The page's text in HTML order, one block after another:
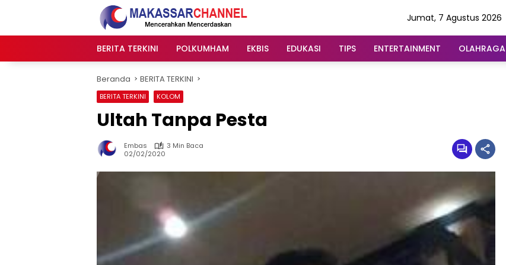
Jumat, 7 Agustus 2026
BERITA TERKINI POLKUMHAM EKBIS EDUKASI TIPS ENTERTAINMENT OLAHRAGA
Beranda BERITA TERKINI
BERITA TERKINI KOLOM
Ultah Tanpa Pesta
Embas
3 Min Baca
02/02/2020